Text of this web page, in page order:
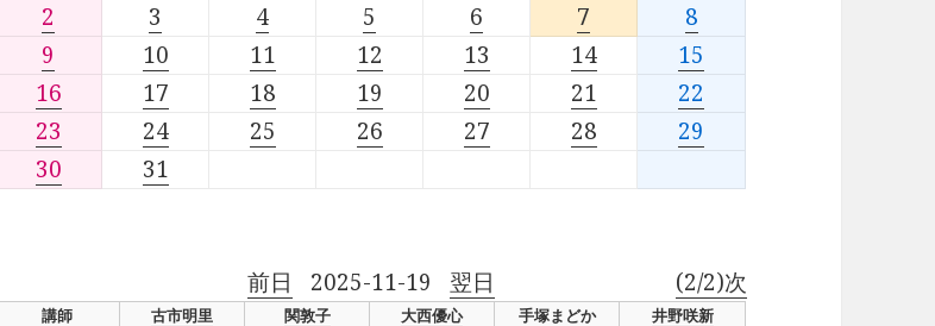
2
3 4 5 6 7
8
9
10 11 12 13 14
15
16
17 18 19 20 21
22
23
24 25 26 27 28
29
30
31
前日 2025-11-19 翌日 (2/2)次
講師 古市明里 関敦子 大西優心 手塚まどか
井野咲新